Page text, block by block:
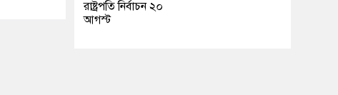
রাষ্ট্রপতি নির্বাচন ২০
আগস্ট